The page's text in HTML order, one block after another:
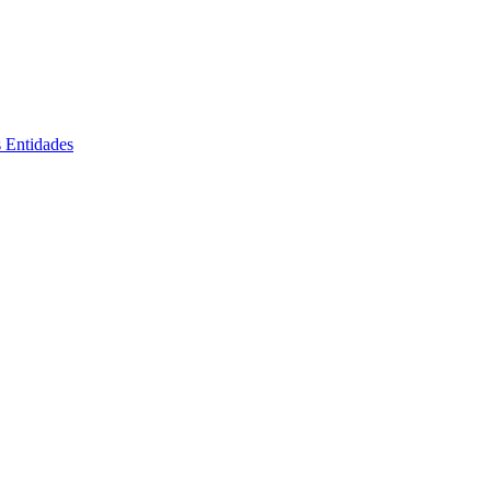
Entidades